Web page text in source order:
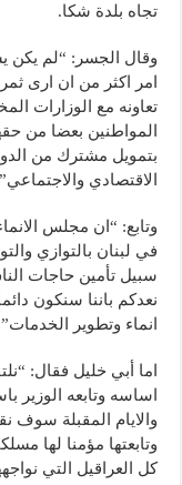
تجاه بلدة شكا.
وقال الجسر: “لم يكن
امر اكثر من ان ارى
تعاونه مع الوزارات
المواطنين بعضا من
بتمويل مشترك من
الاقتصادي
وتابع: “ان مجلس
في لبنان بالتوازي
سبيل تأمين حاجات
نعدكم باننا سنكون
انماء وتطوير
اما أبي خليل فقال:
اساسه وتابعه الوزير
والايام المقبلة
وتابعتها مؤمنا لها
كل العراقيل التي